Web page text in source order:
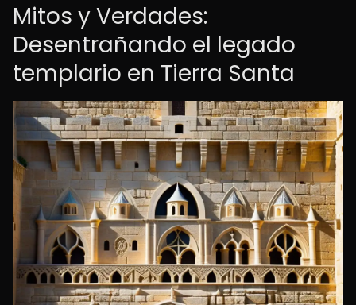
Mitos y Verdades:
Desentrañando el legado
templario en Tierra Santa